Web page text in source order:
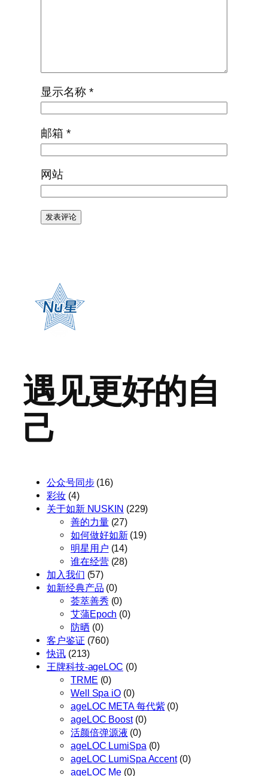
显示名称 *
邮箱 *
网站
遇见更好的自
己
公众号同步(16)
彩妆(4)
关于如新 NUSKIN (229)
善的力量(27)
如何做好如新(19)
明星用户 (14)
谁在经营(28)
加入我们 (57)
如新经典产品 (0)
荟萃善秀 (0)
艾蒲Epoch (0)
防晒 (0)
客户鉴证 (760)
快讯(213)
王牌科技-ageLOC (0)
TRME (0)
Well Spa iO(0)
ageLOC META 每代紫(0)
ageLOC Boost(0)
活颜倍弹源液 (0)
ageLOC LumiSpa (0)
ageLOC LumiSpa Accent(0)
ageLOC Me (0)